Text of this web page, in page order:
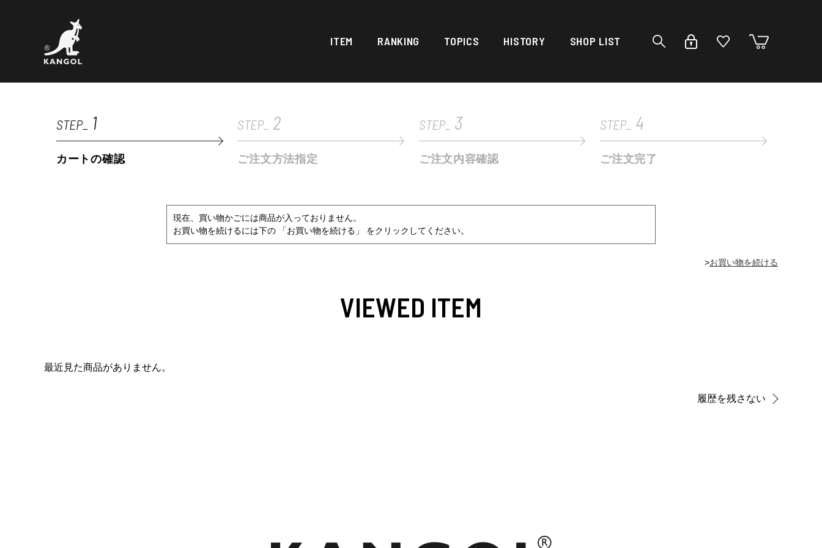
ITEM RANKING TOPICS HISTORY SHOP LIST
STEP_ 1
カートの確認
STEP_ 2
ご注文方法指定
STEP_ 3
ご注文内容確認
STEP_ 4
ご注文完了
現在、買い物かごには商品が入っておりません。
お買い物を続けるには下の 「お買い物を続ける」 をクリックしてください。
>
VIEWED ITEM
最近見た商品がありません。
履歴を残さない